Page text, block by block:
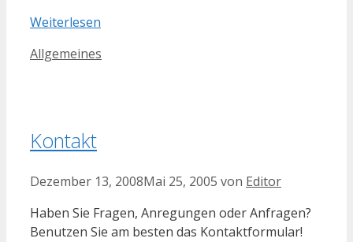
Weiterlesen
Kategorien
Allgemeines
Kontakt
Dezember 13, 2008Mai 25, 2005 von Editor
Haben Sie Fragen, Anregungen oder Anfragen?
Benutzen Sie am besten das Kontaktformular!